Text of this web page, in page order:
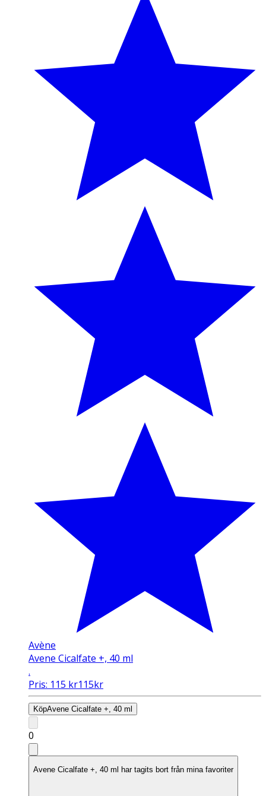
Avène
Avene Cicalfate +, 40 ml
.
Pris: 115 kr115kr
KöpAvene Cicalfate +, 40 ml
0
Avene Cicalfate +, 40 ml har tagits bort från mina favoriter